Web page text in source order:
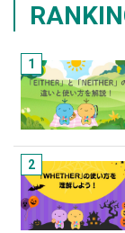
1
2